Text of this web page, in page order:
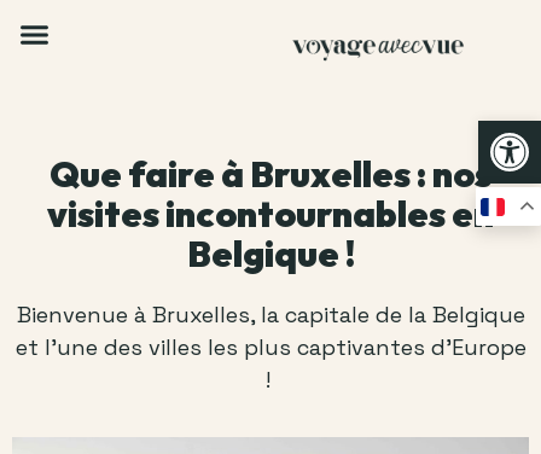
Que faire à Bruxelles : nos
visites incontournables en
Belgique !
Bienvenue à Bruxelles, la capitale de la Belgique
et l’une des villes les plus captivantes d’Europe
!